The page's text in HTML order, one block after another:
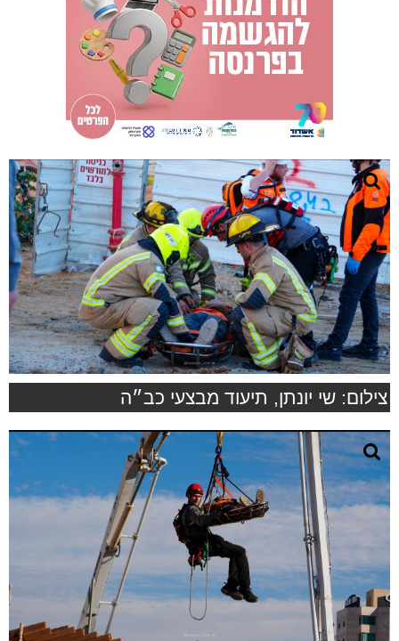
צילום: שי יונתן, תיעוד מבצעי כב״ה